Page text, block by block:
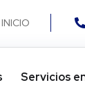
INICIO
Servicios